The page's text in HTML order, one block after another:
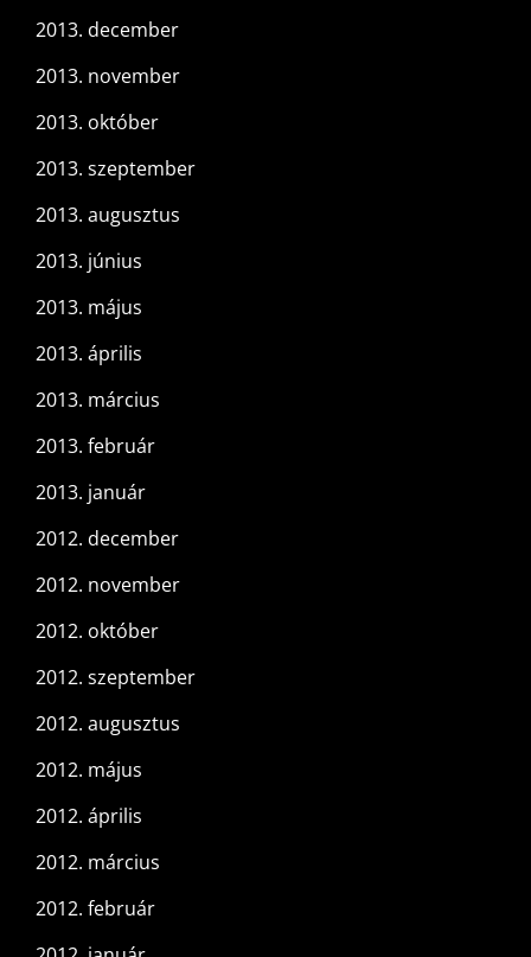
2013. december
2013. november
2013. október
2013. szeptember
2013. augusztus
2013. június
2013. május
2013. április
2013. március
2013. február
2013. január
2012. december
2012. november
2012. október
2012. szeptember
2012. augusztus
2012. május
2012. április
2012. március
2012. február